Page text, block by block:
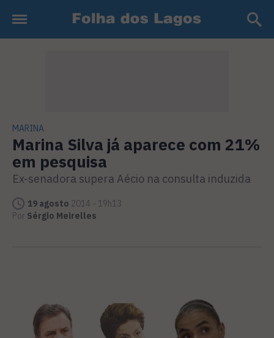
MARINA
Marina Silva já aparece com 21%
em pesquisa
Ex-senadora supera Aécio na consulta induzida
19 agosto 2014 - 19h13
Por Sérgio Meirelles